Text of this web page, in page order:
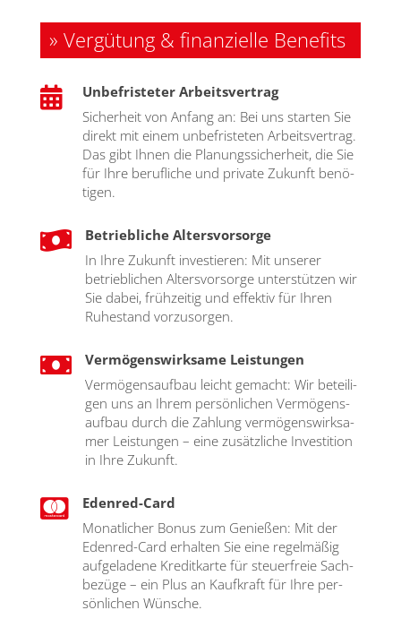
» Vergütung & finanzielle Benefits

Unbefristeter Arbeitsvertrag
Sicher­heit von Anfang an: Bei uns star­ten Sie
direkt mit einem unbe­fris­te­ten Arbeits­ver­trag.
Das gibt Ihnen die Pla­nungs­si­cher­heit, die Sie
für Ihre beruf­li­che und pri­va­te Zukunft benö­
ti­gen.

Betriebliche Altersvorsorge
In Ihre Zukunft inves­tie­ren: Mit unse­rer
betrieb­li­chen Alters­vor­sor­ge unter­stüt­zen wir
Sie dabei, früh­zei­tig und effek­tiv für Ihren
Ruhe­stand vor­zu­sor­gen.

Vermögenswirksame Leistungen
Ver­mö­gens­auf­bau leicht gemacht: Wir betei­li­
gen uns an Ihrem per­sön­li­chen Ver­mö­gens­
auf­bau durch die Zah­lung ver­mö­gens­wirk­sa­
mer Leis­tun­gen – eine zusätz­li­che Inves­ti­ti­on
in Ihre Zukunft.

Edenred-Card
Monat­li­cher Bonus zum Genie­ßen: Mit der
Eden­red-Card erhal­ten Sie eine regel­mä­ßig
auf­ge­la­de­ne Kre­dit­kar­te für steu­er­freie Sach­
be­zü­ge – ein Plus an Kauf­kraft für Ihre per­
sön­li­chen Wün­sche.